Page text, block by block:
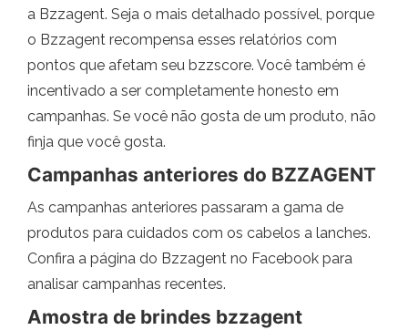
a Bzzagent. Seja o mais detalhado possível, porque
o Bzzagent recompensa esses relatórios com
pontos que afetam seu bzzscore. Você também é
incentivado a ser completamente honesto em
campanhas. Se você não gosta de um produto, não
finja que você gosta.
Campanhas anteriores do BZZAGENT
As campanhas anteriores passaram a gama de
produtos para cuidados com os cabelos a lanches.
Confira a página do Bzzagent no Facebook para
analisar campanhas recentes.
Amostra de brindes bzzagent